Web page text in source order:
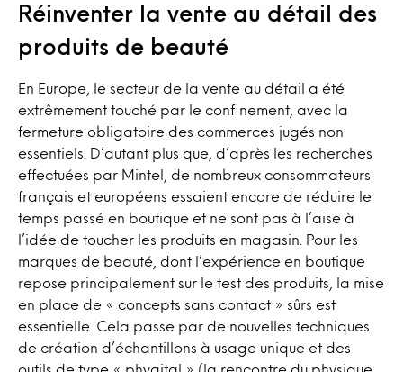
Réinventer la vente au détail des
produits de beauté
En Europe, le secteur de la vente au détail a été
extrêmement touché par le confinement, avec la
fermeture obligatoire des commerces jugés non
essentiels. D’autant plus que, d’après les recherches
effectuées par Mintel, de nombreux consommateurs
français et européens essaient encore de réduire le
temps passé en boutique et ne sont pas à l’aise à
l’idée de toucher les produits en magasin. Pour les
marques de beauté, dont l’expérience en boutique
repose principalement sur le test des produits, la mise
en place de « concepts sans contact » sûrs est
essentielle. Cela passe par de nouvelles techniques
de création d’échantillons à usage unique et des
outils de type « phygital » (la rencontre du physique